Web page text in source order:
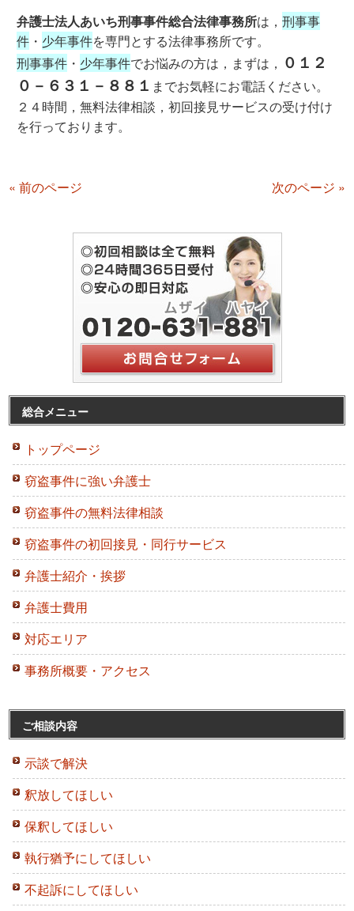
弁護士法人あいち刑事事件総合法律事務所は，刑事事
件 ・ 少年事件を専門とする法律事務所です。
刑事事件 ・ 少年事件でお悩みの方は，まずは， ０１２
０－６３１－８８１ までお気軽にお電話ください。
２４時間，無料法律相談，初回接見サービスの受け付け
を行っております。
« 前のページ 次のページ »
総合メニュー
トップページ
窃盗事件に強い弁護士
窃盗事件の無料法律相談
窃盗事件の初回接見・同行サービス
弁護士紹介・挨拶
弁護士費用
対応エリア
事務所概要・アクセス
ご相談内容
示談で解決
釈放してほしい
保釈してほしい
執行猶予にしてほしい
不起訴にしてほしい